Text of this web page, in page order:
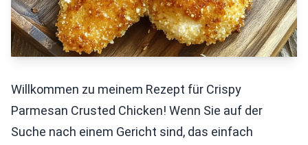
Willkommen zu meinem Rezept für Crispy
Parmesan Crusted Chicken! Wenn Sie auf der
Suche nach einem Gericht sind, das einfach